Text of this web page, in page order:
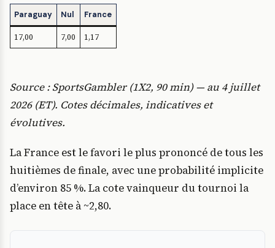
Paraguay Nul France
17,00 7,00 1,17
Source : SportsGambler (1X2, 90 min) — au 4 juillet
2026 (ET). Cotes décimales, indicatives et
évolutives.
La France est le favori le plus prononcé de tous les
huitièmes de finale, avec une probabilité implicite
d’environ 85 %. La cote vainqueur du tournoi la
place en tête à ~2,80.